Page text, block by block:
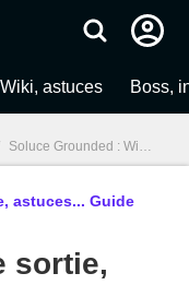
Wiki, astuces Boss,
Soluce Grounded : Wiki, craft, carte, astuces... Guide complet
astuces... Guide
sortie,